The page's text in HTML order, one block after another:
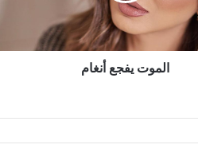
الموت يفجع أنغام